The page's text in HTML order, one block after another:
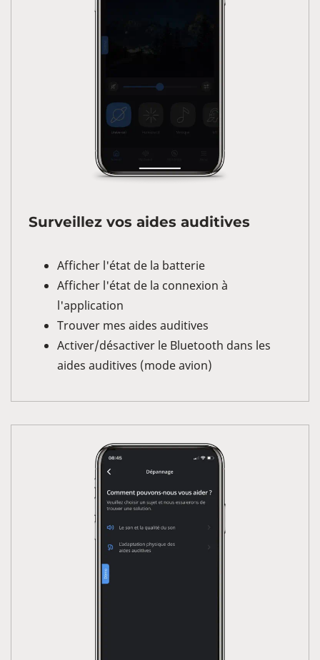
Surveillez vos aides auditives
Afficher l'état de la batterie
Afficher l'état de la connexion à
l'application
Trouver mes aides auditives
Activer/désactiver le Bluetooth dans les
aides auditives (mode avion)